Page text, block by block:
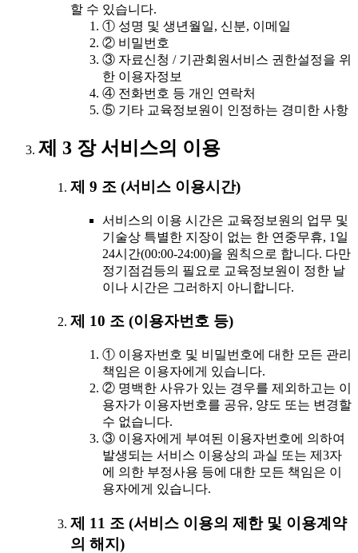
할 수 있습니다.
① 성명 및 생년월일, 신분, 이메일
② 비밀번호
③ 자료신청 / 기관회원서비스 권한설정을 위
한 이용자정보
④ 전화번호 등 개인 연락처
⑤ 기타 교육정보원이 인정하는 경미한 사항
제 3 장 서비스의 이용
제 9 조 (서비스 이용시간)
서비스의 이용 시간은 교육정보원의 업무 및
기술상 특별한 지장이 없는 한 연중무휴, 1일
24시간(00:00-24:00)을 원칙으로 합니다. 다만
정기점검등의 필요로 교육정보원이 정한 날
이나 시간은 그러하지 아니합니다.
제 10 조 (이용자번호 등)
① 이용자번호 및 비밀번호에 대한 모든 관리
책임은 이용자에게 있습니다.
② 명백한 사유가 있는 경우를 제외하고는 이
용자가 이용자번호를 공유, 양도 또는 변경할
수 없습니다.
③ 이용자에게 부여된 이용자번호에 의하여
발생되는 서비스 이용상의 과실 또는 제3자
에 의한 부정사용 등에 대한 모든 책임은 이
용자에게 있습니다.
제 11 조 (서비스 이용의 제한 및 이용계약
의 해지)